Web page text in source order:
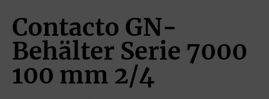
Contacto GN-
Behälter Serie 7000
100 mm 2/4